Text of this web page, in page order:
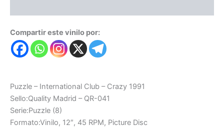
Compartir este vinilo por:
Puzzle – International Club – Crazy 1991
Sello:Quality Madrid – QR-041
Serie:Puzzle (8)
Formato:Vinilo, 12″, 45 RPM, Picture Disc